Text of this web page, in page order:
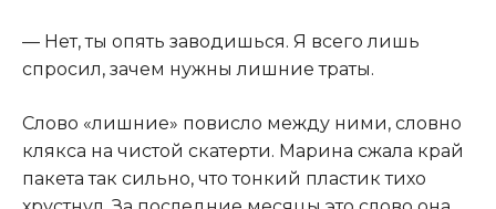
— Нет, ты опять заводишься. Я всего лишь
спросил, зачем нужны лишние траты.
Слово «лишние» повисло между ними, словно
клякса на чистой скатерти. Марина сжала край
пакета так сильно, что тонкий пластик тихо